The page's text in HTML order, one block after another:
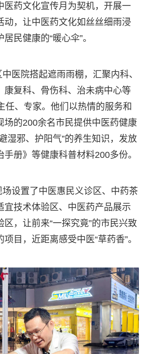
医药文化宣传月为契机，开展一
动，让中医药文化如丝丝细雨浸
民健康的“暖心伞”。
医院搭起遮雨雨棚，汇聚内科、
康复科、骨伤科、治未病中心等
任、专家。他们以热情的服务和
场的200余名市民提供中医药健康
湿邪、护阳气”的养生知识，发放
手册》等健康科普材料200多份。
设置了中医惠民义诊区、中药茶
宜技术体验区、中医药产品展示
区，让前来“一探究竟”的市民兴致
目，近距离感受中医“草药香”。